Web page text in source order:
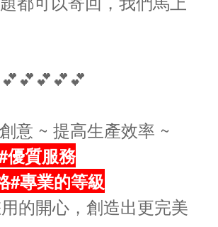
意 ~ 提高生產效率 ~
優質服務
#專業的等級
的開心，創造出更完美